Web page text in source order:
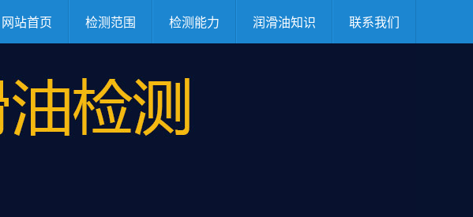
网站首页 检测范围 检测能力 润滑油知识 联系我们